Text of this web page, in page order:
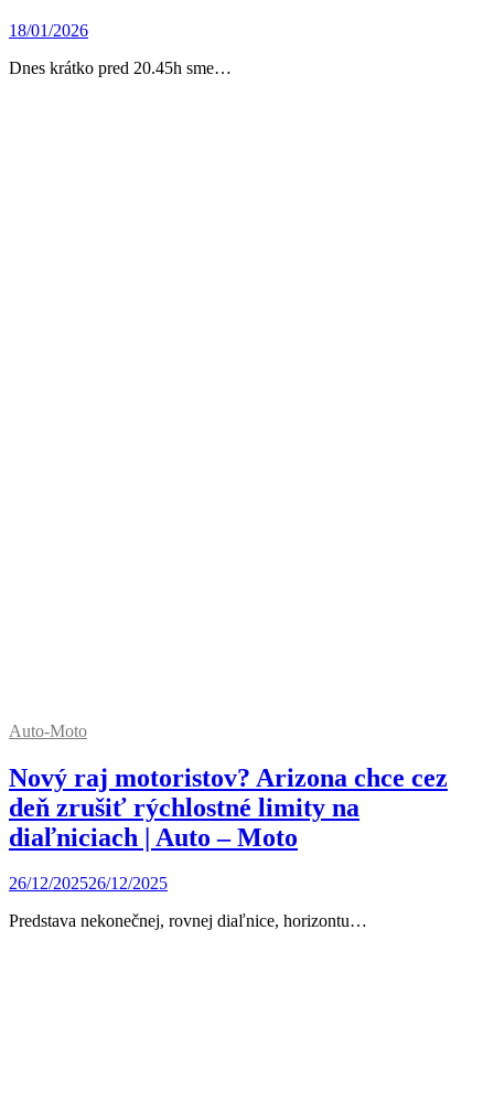
18/01/2026
Dnes krátko pred 20.45h sme…
Auto-Moto
Nový raj motoristov? Arizona chce cez
deň zrušiť rýchlostné limity na
diaľniciach | Auto – Moto
26/12/202526/12/2025
Predstava nekonečnej, rovnej diaľnice, horizontu…